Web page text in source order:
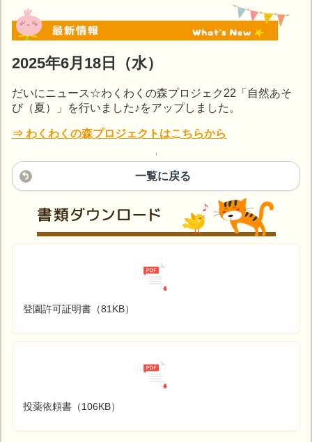
2025年6月18日（水）
だいにニュース☆わくわくの森プロジェク22「自然あそ
び（夏）」を行いました♪をアップしました。
⇒ わくわくの森プロジェクトはこちらから
一覧に戻る
登園許可証明書（81KB）
投薬依頼書（106KB）